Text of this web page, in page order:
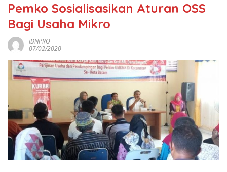
Pemko Sosialisasikan Aturan OSS
Bagi Usaha Mikro
IDNPRO
07/02/2020